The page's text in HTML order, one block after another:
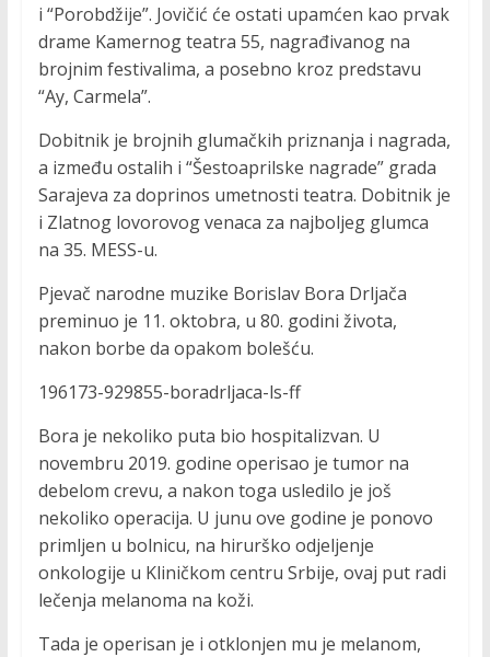
i “Porobdžije”. Jovičić će ostati upamćen kao prvak
drame Kamernog teatra 55, nagrađivanog na
brojnim festivalima, a posebno kroz predstavu
“Ay, Carmela”.
Dobitnik je brojnih glumačkih priznanja i nagrada,
a između ostalih i “Šestoaprilske nagrade” grada
Sarajeva za doprinos umetnosti teatra. Dobitnik je
i Zlatnog lovorovog venaca za najboljeg glumca
na 35. MESS-u.
Pjevač narodne muzike Borislav Bora Drljača
preminuo je 11. oktobra, u 80. godini života,
nakon borbe da opakom bolešću.
196173-929855-boradrljaca-ls-ff
Bora je nekoliko puta bio hospitalizvan. U
novembru 2019. godine operisao je tumor na
debelom crevu, a nakon toga usledilo je još
nekoliko operacija. U junu ove godine je ponovo
primljen u bolnicu, na hirurško odjeljenje
onkologije u Kliničkom centru Srbije, ovaj put radi
lečenja melanoma na koži.
Tada je operisan je i otklonjen mu je melanom,